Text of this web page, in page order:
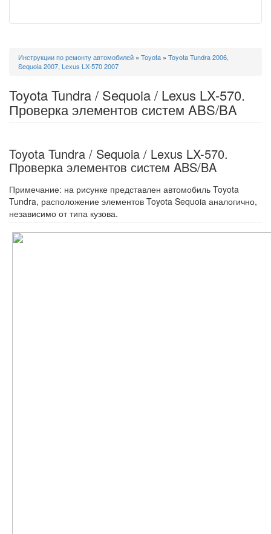
Вы
здесь
Инструкции по ремонту автомобилей » Toyota » Toyota Tundra 2006,
Sequoia 2007, Lexus LX-570 2007
Toyota Tundra / Sequoia / Lexus LX-570.
Проверка элементов систем ABS/BA
Toyota Tundra / Sequoia / Lexus LX-570.
Проверка элементов систем ABS/BA
Примечание: на рисунке представлен автомобиль Toyota
Tundra, расположение элементов Toyota Sequoia аналогично,
независимо от типа кузова.